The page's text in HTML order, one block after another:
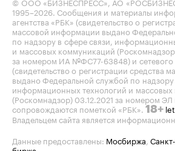
1995–2026. Сообщения и материалы
агентства «РБК» (свидетельство о
массовой информации выдано
по надзору в сфере связи,
и массовых коммуникаций
за номером ИА №ФС77-63848) и сетевого
(свидетельство о регистрации средства
выдано Федеральной службой по надзору
информационных технологий и
(Роскомнадзор) 03.12.2021 за номером
сопровождаются пометкой «РБК». 18+
Владельцем сайта является
Данные предоставлены: Мосбиржа,